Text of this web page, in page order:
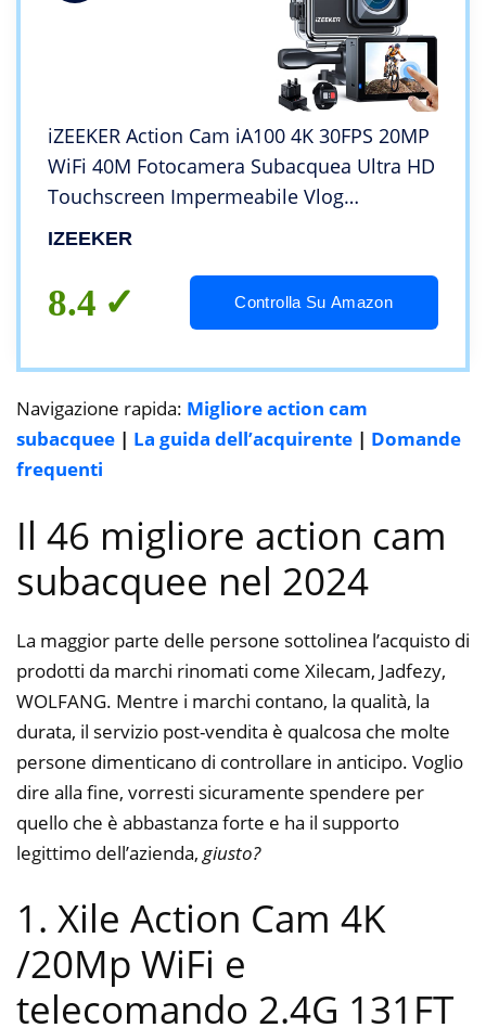
iZEEKER Action Cam iA100 4K 30FPS 20MP
WiFi 40M Fotocamera Subacquea Ultra HD
Touchscreen Impermeabile Vlog
Videocamera per Casco da Bici
e Vari Accessori)
IZEEKER
8.4 Controlla Su Amazon
Navigazione rapida: Migliore action cam
subacquee | La guida dell’acquirente | Domande
frequenti
Il 46 migliore action cam
subacquee nel 2024
La maggior parte delle persone sottolinea l’acquisto di
prodotti da marchi rinomati come Xilecam, Jadfezy,
WOLFANG. Mentre i marchi contano, la qualità, la
durata, il servizio post-vendita è qualcosa che molte
persone dimenticano di controllare in anticipo. Voglio
dire alla fine, vorresti sicuramente spendere per
quello che è abbastanza forte e ha il supporto
legittimo dell’azienda, giusto?
1. Xile Action Cam 4K
/20Mp WiFi e
telecomando 2.4G 131FT